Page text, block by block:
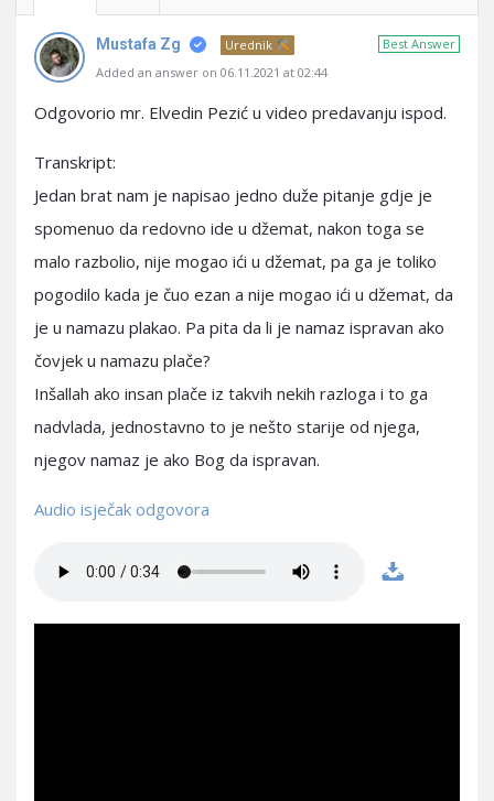
Best Answer
Mustafa Zg
Urednik
Added an answer on 06.11.2021 at 02:44
Odgovorio mr. Elvedin Pezić u video predavanju ispod.
Transkript:
Jedan brat nam je napisao jedno duže pitanje gdje je
spomenuo da redovno ide u džemat, nakon toga se
malo razbolio, nije mogao ići u džemat, pa ga je toliko
pogodilo kada je čuo ezan a nije mogao ići u džemat, da
je u namazu plakao. Pa pita da li je namaz ispravan ako
čovjek u namazu plače?
Inšallah ako insan plače iz takvih nekih razloga i to ga
nadvlada, jednostavno to je nešto starije od njega,
njegov namaz je ako Bog da ispravan.
Audio isječak odgovora